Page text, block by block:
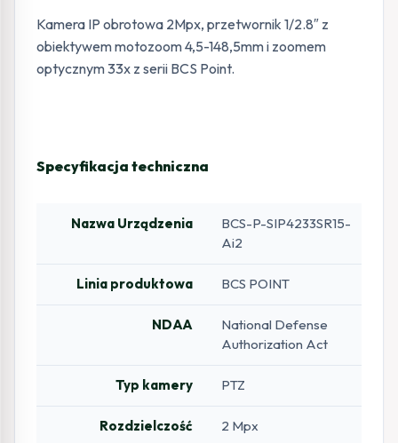
Kamera IP obrotowa 2Mpx, przetwornik 1/2.8″ z
obiektywem motozoom 4,5-148,5mm i zoomem
optycznym 33x z serii BCS Point.
Specyfikacja techniczna
Nazwa Urządzenia
BCS-P-SIP4233SR15-
Ai2
Linia produktowa BCS POINT
NDAA
National Defense
Authorization Act
Typ kamery PTZ
Rozdzielczość 2 Mpx